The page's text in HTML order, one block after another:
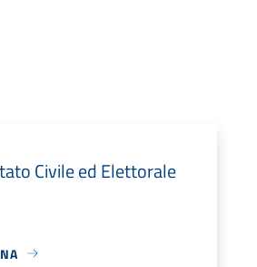
Civile ed Elettorale